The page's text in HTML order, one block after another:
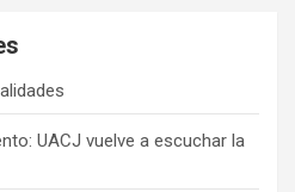
UACJ vuelve a escuchar la